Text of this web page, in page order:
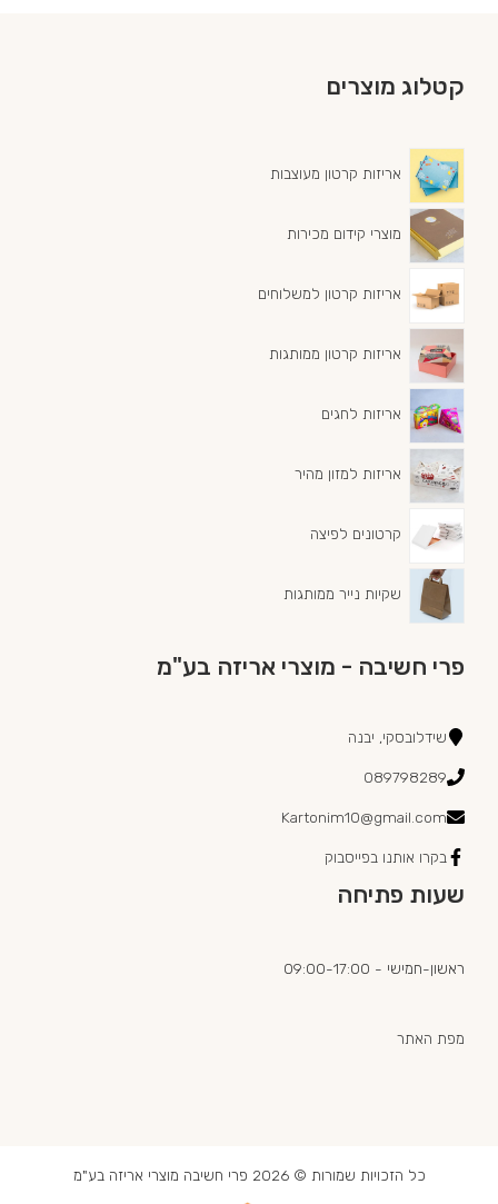
קטלוג מוצרים
אריזות קרטון מעוצבות
מוצרי קידום מכירות
אריזות קרטון למשלוחים
אריזות קרטון ממותגות
אריזות לחגים
אריזות למזון מהיר
קרטונים לפיצה
שקיות נייר ממותגות
פרי חשיבה - מוצרי אריזה בע"מ
שידלובסקי, יבנה
089798289
Kartonim10@gmail.com
בקרו אותנו בפייסבוק
שעות פתיחה
ראשון-חמישי - 09:00-17:00
מפת האתר
כל הזכויות שמורות © 2026 פרי חשיבה מוצרי אריזה בע"מ